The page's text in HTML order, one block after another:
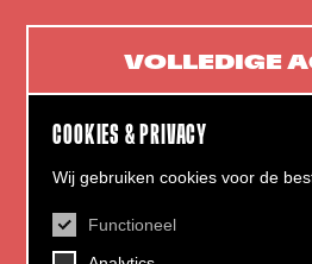
COOKIES & PRIVACY
Wij gebruiken cookies voor de
Functioneel
VOLLEDIGE
CONTACT